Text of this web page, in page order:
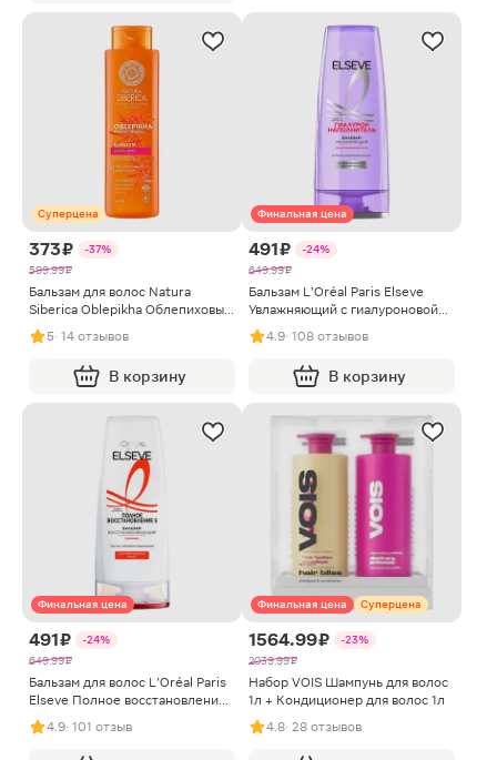
Суперцена
373 ₽
-37%
599.99 ₽
Бальзам для волос Natura
Siberica Oblepikha Облепиховый
Питание и восстановление
400мл
5· 14 отзывов
В корзину
Финальная цена
491 ₽
-24%
649.99 ₽
Бальзам L’Oréal Paris Elseve
Увлажняющий с гиалуроновой
кислотой для обезвоженных и
тонких волос 400мл
4.9· 108 отзывов
В корзину
Финальная цена
491 ₽
-24%
649.99 ₽
Бальзам для волос L’Oréal Paris
Elseve Полное восстановление
5 для поврежденных волос
400мл
4.9· 101 отзыв
Финальная цена Суперцена
1564.99 ₽
-23%
2039.99 ₽
Набор VOIS Шампунь для волос
1л + Кондиционер для волос 1л
4.8· 28 отзывов